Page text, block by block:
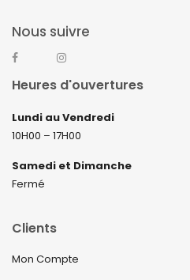
Nous suivre
Heures d'ouvertures
Lundi au Vendredi
10H00 – 17H00
Samedi et Dimanche
Fermé
Clients
Mon Compte